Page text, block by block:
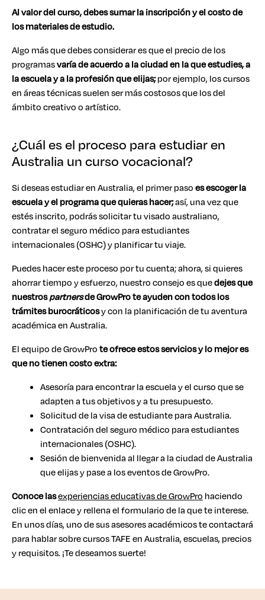
Al valor del curso, debes sumar la inscripción y el costo de
los materiales de estudio.
Algo más que debes considerar es que el precio de los
programasvaría de acuerdo a la ciudad en la que estudies, a
la escuela y a la profesión que elijas;por ejemplo, los cursos
en áreas técnicas suelen ser más costosos que los del
ámbito creativo o artístico.
¿Cuál es el proceso para estudiar en
Australia un curso vocacional?
Si deseas estudiar en Australia, el primer pasoes escoger la
escuela y el programa que quieras hacer;así, una vez que
estés inscrito, podrás solicitar tu visado australiano,
contratar el seguro médico para estudiantes
internacionales (OSHC) y planificar tu viaje.
Puedes hacer este proceso por tu cuenta; ahora, si quieres
ahorrar tiempo y esfuerzo, nuestro consejo es quedejes que
nuestrospartnersde GrowPro te ayuden con todos los
trámites burocráticosy con la planificación de tu aventura
académica en Australia.
El equipo de GrowProte ofrece estos servicios y lo mejor es
que no tienen costo extra:
Asesoría para encontrar la escuela y el curso que se
adapten a tus objetivos y a tu presupuesto.
Solicitud de la visa de estudiante para Australia.
Contratación del seguro médico para estudiantes
internacionales (OSHC).
Sesión de bienvenida al llegar a la ciudad de Australia
que elijas y pase a los eventos de GrowPro.
Conoce lasexperiencias educativas de GrowPro haciendo
clic en el enlace y rellena el formulario de la que te interese.
En unos días, uno de sus asesores académicos te contactará
para hablar sobre cursos TAFE en Australia, escuelas, precios
y requisitos. ¡Te deseamos suerte!